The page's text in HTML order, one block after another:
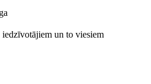
un to viesiem